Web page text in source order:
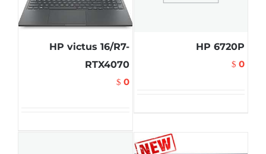
HP 6720P
$ 0
HP victus 16/R7-
RTX4070
$ 0